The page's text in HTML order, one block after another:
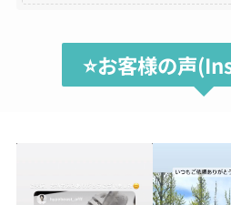
⭐️お客様の声